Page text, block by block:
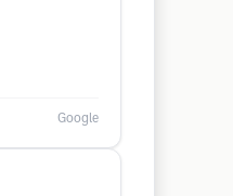
Google